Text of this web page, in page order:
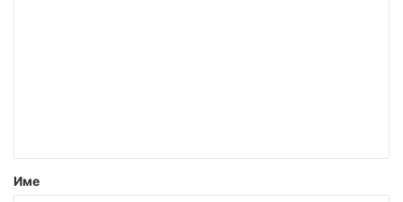
р
Име